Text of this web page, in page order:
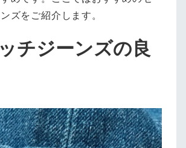
ズをご紹介します。
チジーンズの良